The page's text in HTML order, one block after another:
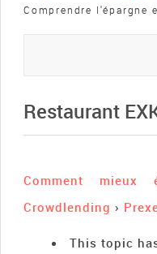
Comprendre l'épargne
Restaurant
Comment mieux
Crowdlending ›
This topic